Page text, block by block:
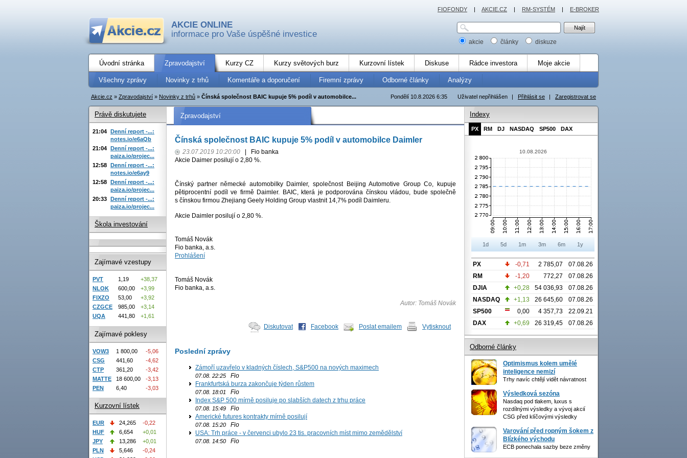
AKCIE ONLINE
informace pro Vaše úspěšné investice
akcie články diskuze
Úvodní stránka Zpravodajství Kurzy CZ Kurzy světových burz Kurzovní lístek Diskuse Rádce investora Moje akcie
Všechny zprávy Novinky z trhů Komentáře a doporučení Firemní zprávy Odborné články Analýzy
Uživatel nepřihlášen | Přihlásit se | Zaregistrovat se
Pondělí 10.8.2026 6:35
Akcie.cz » Zpravodajství » Novinky z trhů » Čínská společnost BAIC kupuje 5% podíl v automobilce...
Zpravodajství
Čínská společnost BAIC kupuje 5% podíl v automobilce Daimler
23.07.2019 10:20:00
Fio banka
Akcie Daimer posilují o 2,80 %.
Čínský partner německé automobilky Daimler, společnost Beijing Automotive Group Co, kupuje
pětiprocentní podíl ve firmě Daimler. BAIC, která je podporována čínskou vládou, bude společně
s čínskou firmou Zhejiang Geely Holding Group vlastnit 14,7% podíl Daimleru.
Akcie Daimler posilují o 2,80 %.
Tomáš Novák
Fio banka, a.s.
Prohlášení
Tomáš Novák
Fio banka, a.s.
Autor: Tomáš Novák
Diskutovat Facebook Poslat emailem Vytisknout
Poslední zprávy
Zámoří uzavřelo v kladných číslech, S&P500 na nových maximech
07.08. 22:25 Fio
Frankfurtská burza zakončuje týden růstem
07.08. 18:01
Fio
Index S&P 500 mírně posiluje po slabších datech z trhu práce
07.08. 15:49 Fio
Americké futures kontrakty mírně posilují
07.08. 15:20 Fio
USA: Trh práce - v červenci ubylo 23 tis. pracovních míst mimo zemědělství
07.08. 14:50 Fio
Právě diskutujete
21:04 Denní report -...:
notes.io/e6aQb
21:04 Denní report -...:
paiza.io/projec...
12:58 Denní report -...:
notes.io/e6ay9
12:58 Denní report -...:
paiza.io/projec...
20:33 Denní report -...:
paiza.io/projec...
Škola investování
Zajímavé vzestupy
PVT 1,19
+38,37
NLOK
600,00
+3,99
FIXZO
53,00
+3,92
CZGCE
985,00
+3,14
UQA
441,80 +1,61
Zajímavé poklesy
VOW3 1 800,00
-5,06
CSG
441,60
-4,62
CTP
361,20
-3,42
MATTE
18 600,00
-3,13
PEN
6,40 -3,03
Kurzovní lístek
EUR 24,265
-0,22
HUF
6,654
+0,01
JPY
13,286
+0,01
PLN
5,646
-0,24
Indexy
PX RM DJ NASDAQ SP500 DAX
10.08.2026
1d 5d 1m 3m 6m 1y
PX -0,71 2 785,07
07.08.26
RM
-1,20 772,27
07.08.26
DJIA
+0,28 54 036,93
07.08.26
NASDAQ
+1,13 26 645,60
07.08.26
SP500
0,00 4 357,73
22.09.21
DAX
+0,69 26 319,45 07.08.26
Odborné články
Optimismus kolem umělé
inteligence nemizí
Trhy navíc chtějí vidět návratnost
Výsledková sezóna
Nasdaq pod tlakem, luxus s
rozdílnými výsledky a vývoj akcií
CSG před klíčovými výsledky
Varování před ropným šokem z
Blízkého východu
ECB ponechala sazby beze změny
FIOFONDY | AKCIE.CZ | RM-SYSTÉM | E-BROKER